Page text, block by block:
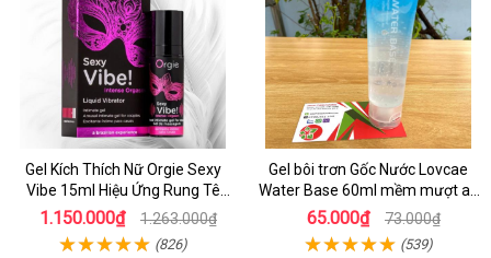
Gel Kích Thích Nữ Orgie Sexy
Vibe 15ml Hiệu Ứng Rung Tê
Nóng Lạnh, Tăng Khoái Cảm
Cực Mạnh
1.150.000₫ 1.263.000₫
(826)
Gel bôi trơn Gốc Nước Lovcae
Water Base 60ml mềm mượt an
toàn
65.000₫ 73.000₫
(539)